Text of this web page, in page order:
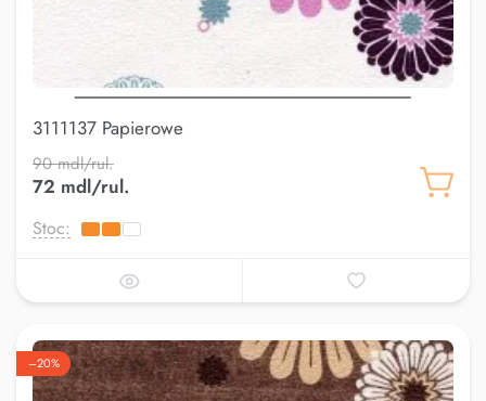
3111137 Papierowe
90 mdl/rul.
72 mdl/rul.
Stoc:
–20%